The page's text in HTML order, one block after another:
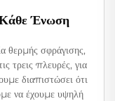
Ένωση
θερμής σφράγισης,
τρεις πλευρές, για
διαπιστώσει ότι
να έχουμε υψηλή